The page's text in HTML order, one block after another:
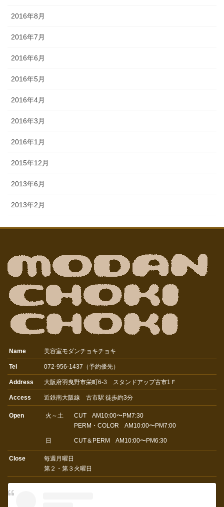
2016年8月
2016年7月
2016年6月
2016年5月
2016年4月
2016年3月
2016年1月
2015年12月
2013年6月
2013年2月
Name 美容室モダンチョキチョキ
Tel 072-956-1437（予約優先）
Address 大阪府羽曳野市栄町6-3 スタンドアップ古市1Ｆ
Access 近鉄南大阪線 古市駅 徒歩約3分
Open 火～土
CUT AM10:00〜PM7:30
PERM・COLOR AM10:00〜PM7:00
日 CUT＆PERM AM10:00〜PM6:30
Close
毎週月曜日
第２・第３火曜日